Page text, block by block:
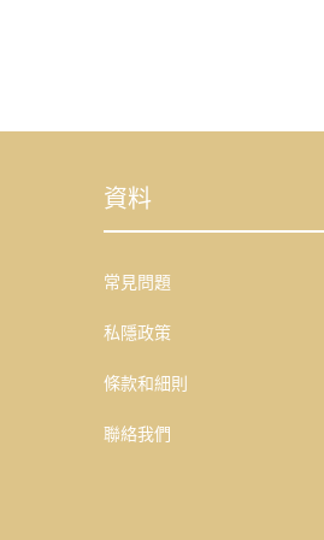
資料
常見問題
私隱政策
條款和細則
聯絡我們